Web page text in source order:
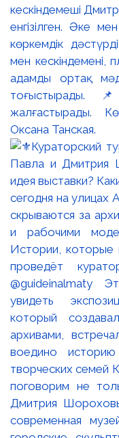
кескіндемеші
енгізілген. Әке
көркемдік
мен кескіндемені,
адамды ортақ
тоғыстырады.
жалғастырады.
Оксана Танская.